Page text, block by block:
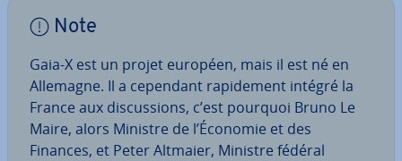
Note
Gaia-X est un projet européen, mais il est né en
Allemagne. Il a cependant ra­pi­de­ment intégré la
France aux dis­cus­sions, c’est pourquoi Bruno Le
Maire, alors Ministre de l’Économie et des
Finances, et Peter Altmaier, Ministre fédéral